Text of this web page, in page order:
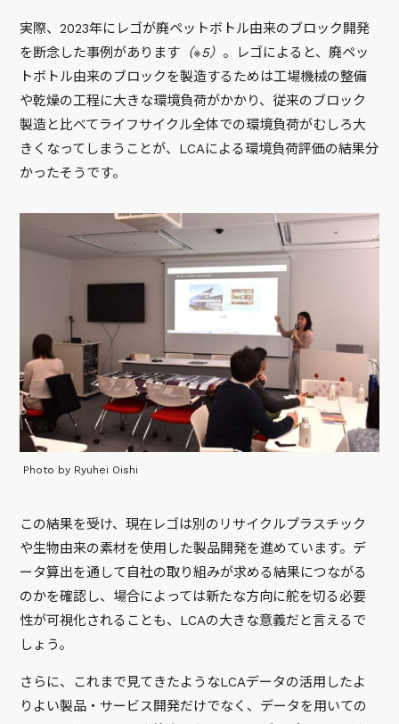
実際、2023年にレゴが廃ペットボトル由来のブロック開発
を断念した事例があります （※5） 。レゴによると、廃ペッ
トボトル由来のブロックを製造するためは工場機械の整備
や乾燥の工程に大きな環境負荷がかかり、従来のブロック
製造と比べてライフサイクル全体での環境負荷がむしろ大
きくなってしまうことが、LCAによる環境負荷評価の結果分
かったそうです。
Photo by Ryuhei Oishi
この結果を受け、現在レゴは別のリサイクルプラスチック
や生物由来の素材を使用した製品開発を進めています。デ
ータ算出を通して自社の取り組みが求める結果につながる
のかを確認し、場合によっては新たな方向に舵を切る必要
性が可視化されることも、LCAの大きな意義だと言えるで
しょう。
さらに、これまで見てきたようなLCAデータの活用したよ
りよい製品・サービス開発だけでなく、データを用いての